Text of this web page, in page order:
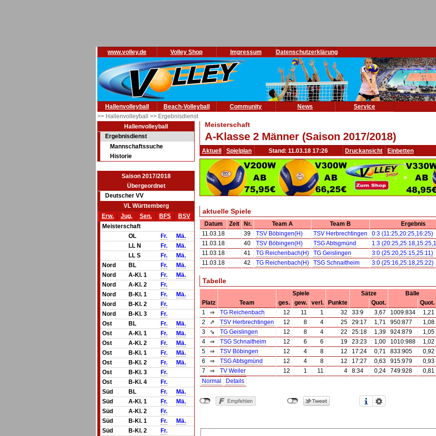
www.volley.de Volley Shop Impressum Datenschutzerklärung
Hallenvolleyball Beach-Volleyball Community News
Service
>> Hallenvolleyball >> Ergebnisdienst
Hallenvolleyball
Ergebnisdienst
Mannschaftssuche
Historie
Saison 2017/2018
Übergeordnet
Deutscher VV
VL Württemberg
Erw.
Jug. Sen. BFS
BSV
Meisterschaft
OL
Fr.
Mä.
LL N
Fr.
Mä.
LL S
Fr.
Mä.
Nord
BL Fr.
Mä.
Nord
A-Kl. 1 Fr.
Mä.
Nord
A-Kl. 2
Fr.
Nord
B-Kl. 1 Fr.
Mä.
Nord
B-Kl. 2
Fr.
Nord
B-Kl. 3
Fr.
Ost
BL Fr.
Mä.
Ost
A-Kl. 1 Fr.
Mä.
Ost
A-Kl. 2 Fr.
Mä.
Ost
B-Kl. 1 Fr.
Mä.
Ost
B-Kl. 2 Fr.
Mä.
Ost
B-Kl. 3
Fr.
Ost
B-Kl. 4
Fr.
Süd
BL Fr.
Mä.
Süd
A-Kl. 1 Fr.
Mä.
Süd
A-Kl. 2
Fr.
Süd
B-Kl. 1 Fr.
Mä.
Süd
B-Kl. 2 Fr.
Meisterschaft
A-Klasse 2 Männer (Saison 2017/2018)
Aktuell Spielplan Stand: 11.03.18 17:26 Druckansicht Einbetten
aktuelle Spiele
Datum Zeit Nr. Team A Team B
Ergebnis
11.03.18
39 TSV Böbingen(H) TSV Herbrechtingen
0:3 (11:25,20:25,16:25)
11.03.18
40 TSV Böbingen(H) TSG Abtsgmünd
1:3
11.03.18
41 TG Reichenbach(H) TG Geislingen
3:0 (25:20,25:15,25:11)
11.03.18
42 TG Reichenbach(H) TSG Schnaitheim 3:0 (25:16,25:18,25:22)
Tabelle
Spiele Sätze
Bälle
Platz
Team ges. gew. verl. Punkte Quot.
Quot.
1
⇒ TG Reichenbach 12 11 1 32 33:9 3,67 1009:834
1,21
2
⇗ TSV Herbrechtingen 12 8 4 25 29:17 1,71 950:877
1,08
3
⇘ TG Geislingen 12 8 4 22 25:18 1,39 924:879
1,05
4
⇒ TSG Schnaitheim 12 6 6 19 23:23 1,00 1010:988
1,02
5
⇒ TSV Böbingen 12 4 8 12 17:24 0,71 833:905
0,92
6
⇒ TSG Abtsgmünd 12 4 8 12 17:27 0,63 915:979
0,93
7
⇒ TV Weiler 12 1 11 4 8:34 0,24 749:928
0,81
Normal
Details